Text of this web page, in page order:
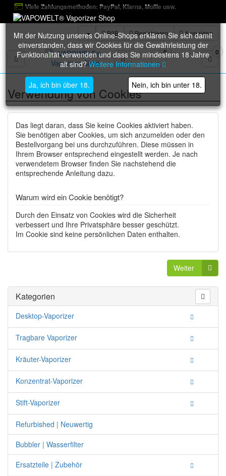
Viele Zahlungsmethoden: PayPal, Klarna, Mollie usw.
B2B Registrieren Anmelden
Toggle navigation
0 0
Mit der Nutzung unseres Online-Shops erklären Sie sich damit
einverstanden, dass wir Cookies für die Gewährleistung der
Funktionalität verwenden und dass Sie mindestens 18 Jahre
alt sind?Weitere Informationen
Ja, ich bin über 18. Nein, ich bin unter 18.
Verwendung von Cookies
Das liegt daran, dass Sie keine Cookies aktiviert haben.
Sie benötigen aber Cookies, um sich anzumelden oder den
Bestellvorgang bei uns durchzuführen. Diese müssen in
Ihrem Browser entsprechend eingestellt werden. Je nach
verwendetem Browser finden Sie nachstehend die
entsprechende Anleitung dazu.
Warum wird ein Cookie benötigt?
Durch den Einsatz von Cookies wird die Sicherheit
verbessert und Ihre Privatsphäre besser geschützt.
Im Cookie sind keine persönlichen Daten enthalten.
Weiter
Kategorien
Desktop-Vaporizer
Tragbare Vaporizer
Kräuter-Vaporizer
Konzentrat-Vaporizer
Stift-Vaporizer
Refurbished | Neuwertig
Bubbler | Wasserfilter
Ersatzteile | Zubehör